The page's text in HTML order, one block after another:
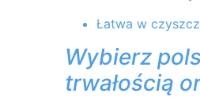
Łatwa w
Wybierz
trwałością